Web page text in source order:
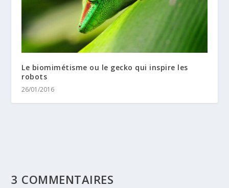
Le biomimétisme ou le gecko qui inspire les
robots
26/01/2016
3 COMMENTAIRES